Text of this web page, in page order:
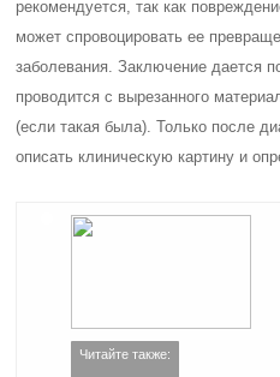
рекомендуется, так как
может спровоцировать ее
заболевания. Заключение дается
проводится с вырезанного
(если такая была). Только после
описать клиническую картину и
Читайте также: